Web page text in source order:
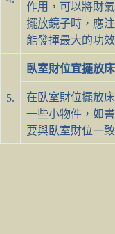
作用，可以將財
擺放鏡子時，應
能發揮最大的功效
5.
臥室財位宜擺放
在臥室財位擺放
一些小物件，如
要與臥室財位一